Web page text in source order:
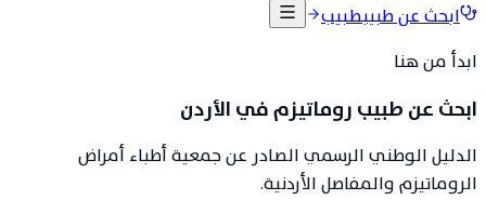
ابحث عن طبيبطبيب
ابدأ من هنا
ابحث عن طبيب روماتيزم في الأردن
الدليل الوطني الرسمي الصادر عن جمعية أطباء أمراض
الروماتيزم والمفاصل الأردنية.